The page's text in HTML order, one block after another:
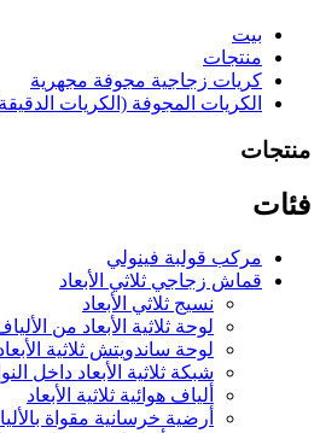
بيت
منتجات
كريات زجاجية مجوفة مجهرية
الكريات المجوفة (الكريات
منتجات
فئات
مركب قولبة فينولي
قماش زجاجي ثلاثي الأبعاد
نسيج ثلاثي الأبعاد
لوحة ثلاثية الأبعاد من
لوحة ساندويتش ثلاثية
شبكة ثلاثية الأبعاد داخل
ألياف هوائية ثلاثية الأبعاد
أرضية خرسانية مقواة